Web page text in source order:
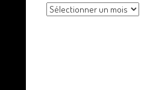
Archives